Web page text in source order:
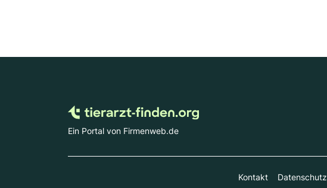
Ein Portal von Firmenweb.de
Kontakt Datenschutz